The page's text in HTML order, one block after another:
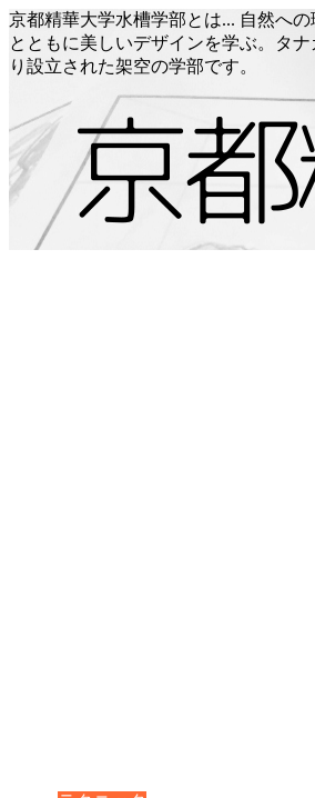
京都精華大学水槽学部とは... 自然へ
とともに美しいデザインを学ぶ。タ
り設立された架空の学部です。